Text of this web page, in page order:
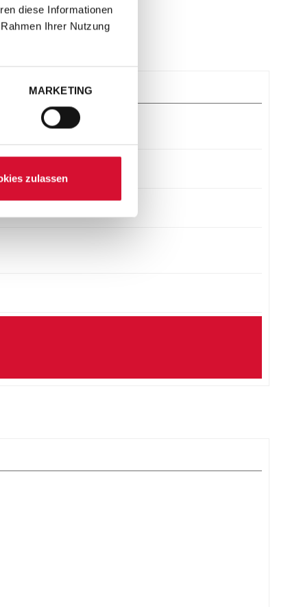
diese Informationen
Ihrer Nutzung
MARKETING
zulassen